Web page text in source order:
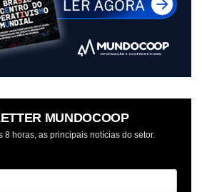
MUNDOCOOP
8 horas, as principais notícias do setor.